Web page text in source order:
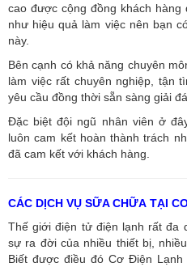
cao được cộng đồng khách
như hiệu quả làm việc nên bạn
này.
Bên cạnh có khả năng chuyên
làm việc rất chuyên nghiệp, tận
yêu cầu đồng thời sẵn sàng giải
Đặc biệt đội ngũ nhân viên ở
luôn cam kết hoàn thành trách
đã cam kết với khách hàng.
CÁC DỊCH VỤ SỮA CHỮA TẠI
Thế giới điện tử điện lạnh rất đa
sự ra đời của nhiều thiết bị,
Biết được điều đó Cơ Điện